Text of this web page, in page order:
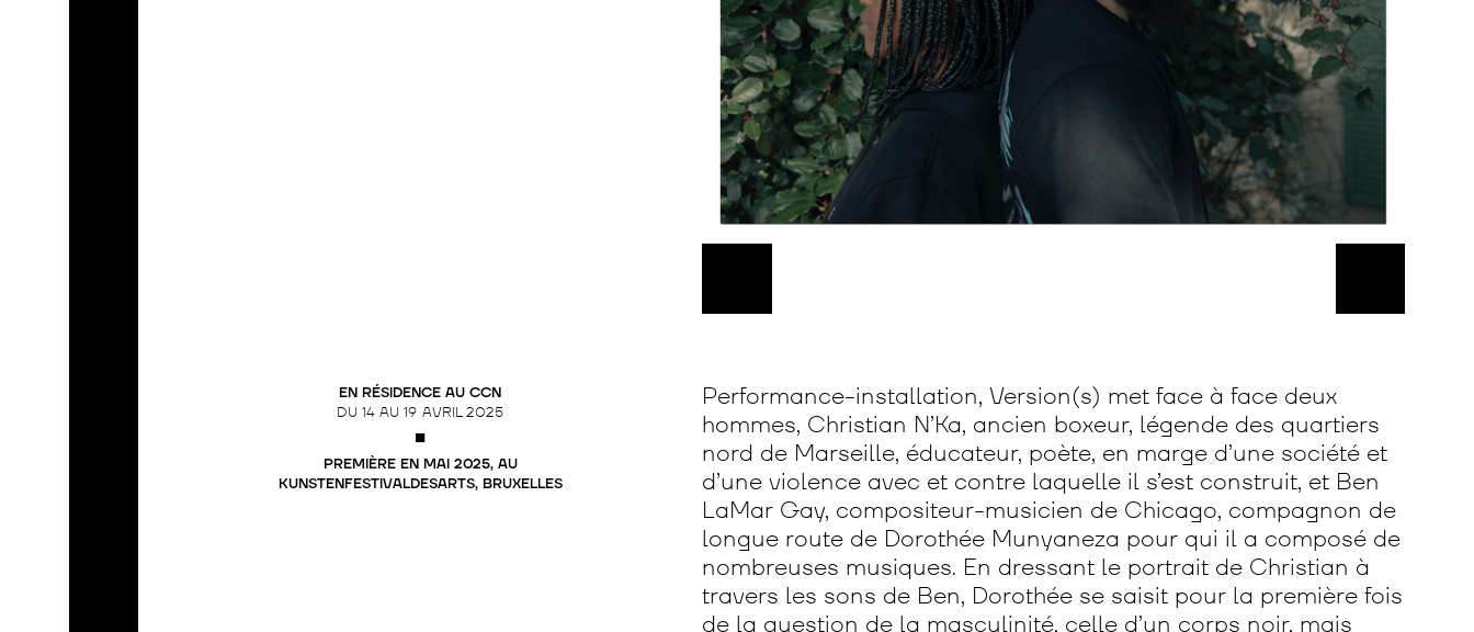
EN RÉSIDENCE AU CCN
DU 14 AU 19 AVRIL 2025
■
PREMIÈRE EN MAI 2025, AU
KUNSTENFESTIVALDESARTS, BRUXELLES
Performance-installation, Version(s) met face à face deux
hommes, Christian N’Ka, ancien boxeur, légende des quartiers
nord de Marseille, éducateur, poète, en marge d’une société et
d’une violence avec et contre laquelle il s’est construit, et Ben
LaMar Gay, compositeur-musicien de Chicago, compagnon de
longue route de Dorothée Munyaneza pour qui il a composé de
nombreuses musiques. En dressant le portrait de Christian à
travers les sons de Ben, Dorothée se saisit pour la première fois
de la question de la masculinité, celle d’un corps noir, mais